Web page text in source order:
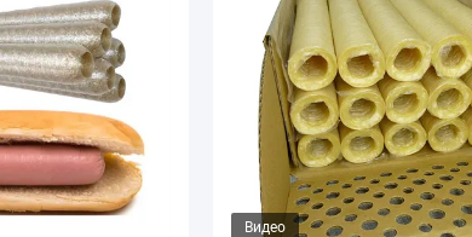
Видео